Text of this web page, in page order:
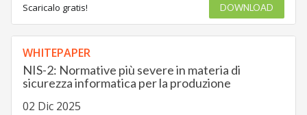
Scaricalo gratis! DOWNLOAD
WHITEPAPER
NIS-2: Normative più severe in materia di
sicurezza informatica per la produzione
02 Dic 2025